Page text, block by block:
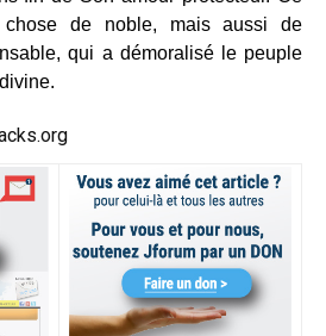
de noble, mais aussi de
qui a démoralisé le peuple